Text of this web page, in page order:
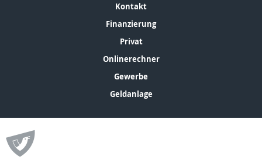
Kontakt
Finanzierung
Privat
Onlinerechner
Gewerbe
Geldanlage